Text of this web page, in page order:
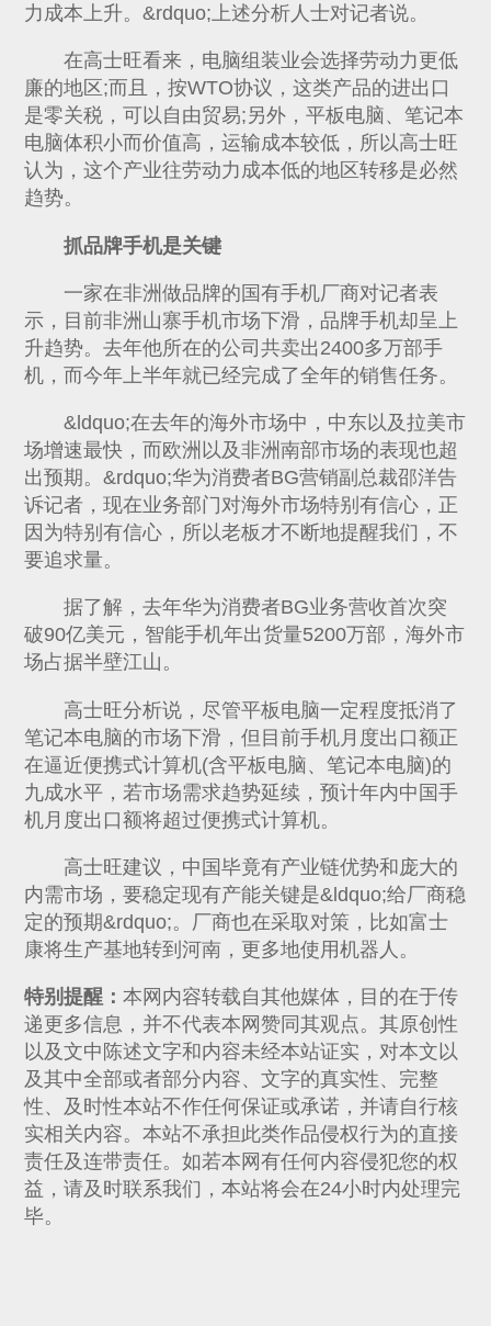
力成本上升。&rdquo;上述分析人士对记者说。
在高士旺看来，电脑组装业会选择劳动力更低
廉的地区;而且，按WTO协议，这类产品的进出口
是零关税，可以自由贸易;另外，平板电脑、笔记本
电脑体积小而价值高，运输成本较低，所以高士旺
认为，这个产业往劳动力成本低的地区转移是必然
趋势。
抓品牌手机是关键
一家在非洲做品牌的国有手机厂商对记者表
示，目前非洲山寨手机市场下滑，品牌手机却呈上
升趋势。去年他所在的公司共卖出2400多万部手
机，而今年上半年就已经完成了全年的销售任务。
&ldquo;在去年的海外市场中，中东以及拉美市
场增速最快，而欧洲以及非洲南部市场的表现也超
出预期。&rdquo;华为消费者BG营销副总裁邵洋告
诉记者，现在业务部门对海外市场特别有信心，正
因为特别有信心，所以老板才不断地提醒我们，不
要追求量。
据了解，去年华为消费者BG业务营收首次突
破90亿美元，智能手机年出货量5200万部，海外市
场占据半壁江山。
高士旺分析说，尽管平板电脑一定程度抵消了
笔记本电脑的市场下滑，但目前手机月度出口额正
在逼近便携式计算机(含平板电脑、笔记本电脑)的
九成水平，若市场需求趋势延续，预计年内中国手
机月度出口额将超过便携式计算机。
高士旺建议，中国毕竟有产业链优势和庞大的
内需市场，要稳定现有产能关键是&ldquo;给厂商稳
定的预期&rdquo;。厂商也在采取对策，比如富士
康将生产基地转到河南，更多地使用机器人。
特别提醒：本网内容转载自其他媒体，目的在于传
递更多信息，并不代表本网赞同其观点。其原创性
以及文中陈述文字和内容未经本站证实，对本文以
及其中全部或者部分内容、文字的真实性、完整
性、及时性本站不作任何保证或承诺，并请自行核
实相关内容。本站不承担此类作品侵权行为的直接
责任及连带责任。如若本网有任何内容侵犯您的权
益，请及时联系我们，本站将会在24小时内处理完
毕。